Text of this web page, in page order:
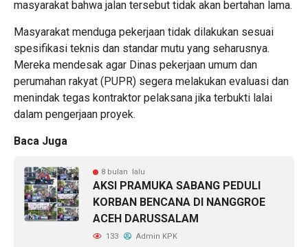
masyarakat bahwa jalan tersebut tidak akan bertahan lama.
Masyarakat menduga pekerjaan tidak dilakukan sesuai
spesifikasi teknis dan standar mutu yang seharusnya.
Mereka mendesak agar Dinas pekerjaan umum dan
perumahan rakyat (PUPR) segera melakukan evaluasi dan
menindak tegas kontraktor pelaksana jika terbukti lalai
dalam pengerjaan proyek.
Baca Juga
8 bulan lalu
AKSI PRAMUKA SABANG PEDULI
KORBAN BENCANA DI NANGGROE
ACEH DARUSSALAM
133 Admin KPK